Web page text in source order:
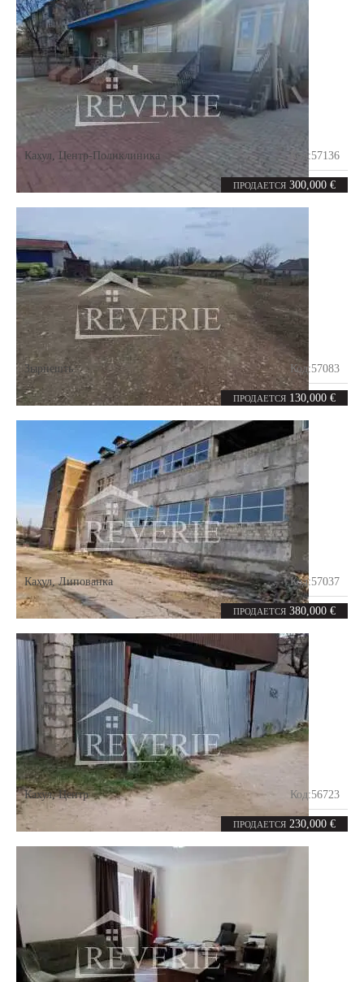
ПРОДАЕТСЯ 300,000 €
Кахул Центр-Поликлиника Код:57136
0комнат 275 m²
ПРОДАЕТСЯ 130,000 €
Зырнешть Код:57083
0комнат 1120 m²
ПРОДАЕТСЯ 380,000 €
Кахул,Липованка Код:57037
0 комнат 1600 m²
ПРОДАЕТСЯ 230,000 €
Кахул,Центр Код:56723
180 m²